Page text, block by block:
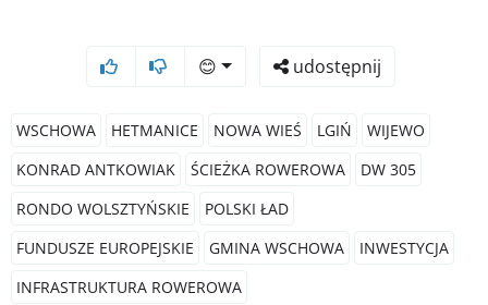
😊 udostępnij
WSCHOWA HETMANICE NOWA WIEŚ LGIŃ
WIJEWO
KONRAD ANTKOWIAK
ŚCIEŻKA ROWEROWA
DW 305
RONDO WOLSZTYŃSKIE
POLSKI ŁAD
FUNDUSZE EUROPEJSKIE
GMINA WSCHOWA
INWESTYCJA
INFRASTRUKTURA ROWEROWA